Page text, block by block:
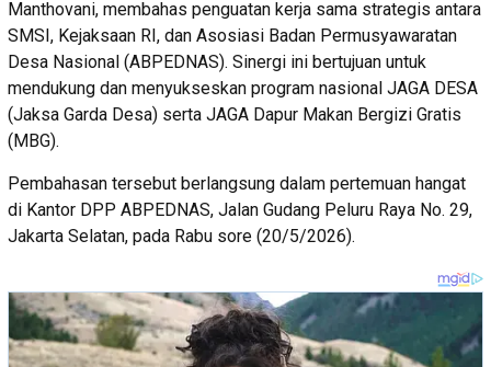
Manthovani, membahas penguatan kerja sama strategis antara
SMSI, Kejaksaan RI, dan Asosiasi Badan Permusyawaratan
Desa Nasional (ABPEDNAS). Sinergi ini bertujuan untuk
mendukung dan menyukseskan program nasional JAGA DESA
(Jaksa Garda Desa) serta JAGA Dapur Makan Bergizi Gratis
(MBG).
Pembahasan tersebut berlangsung dalam pertemuan hangat
di Kantor DPP ABPEDNAS, Jalan Gudang Peluru Raya No. 29,
Jakarta Selatan, pada Rabu sore (20/5/2026).